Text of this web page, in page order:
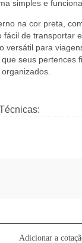
simples e
na cor preta,
fácil de transportar
versátil para
seus pertences
Adicionar a